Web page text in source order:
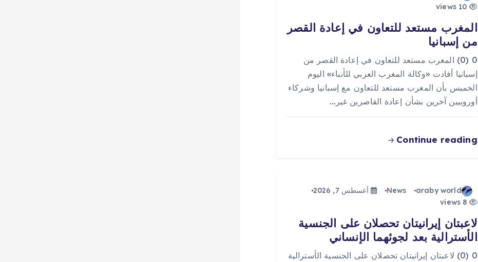
المغرب مستعد للتعاون في إعادة القصر
من إسبانيا
0 (0) المغرب مستعد للتعاون في إعادة القصر من
إسبانيا أفادت «وكالة المغرب العربي للأنباء» اليوم
الخميس بأن المغرب مستعد للتعاون مع إسبانيا وشركاء
أوروبيين آخرين بشأن إعادة القاصرين غير…
Continue reading
araby world
News
أغسطس 7, 2026
لاعبتان إيرانيتان تحصلان على الجنسية
الأسترالية بعد لجوئهما الإنساني
0 (0) لاعبتان إيرانيتان تحصلان على الجنسية الأسترالية